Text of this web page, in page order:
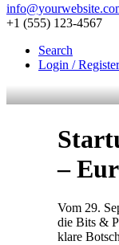
+1 (555) 123-4567
Search
Login / Register
–
Vom 29.
die Bits &
klare